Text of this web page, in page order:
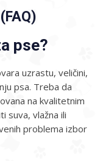
pse?
uzrastu, veličini,
psa. Treba da
na kvalitetnim
suva, vlažna ili
problema izbor